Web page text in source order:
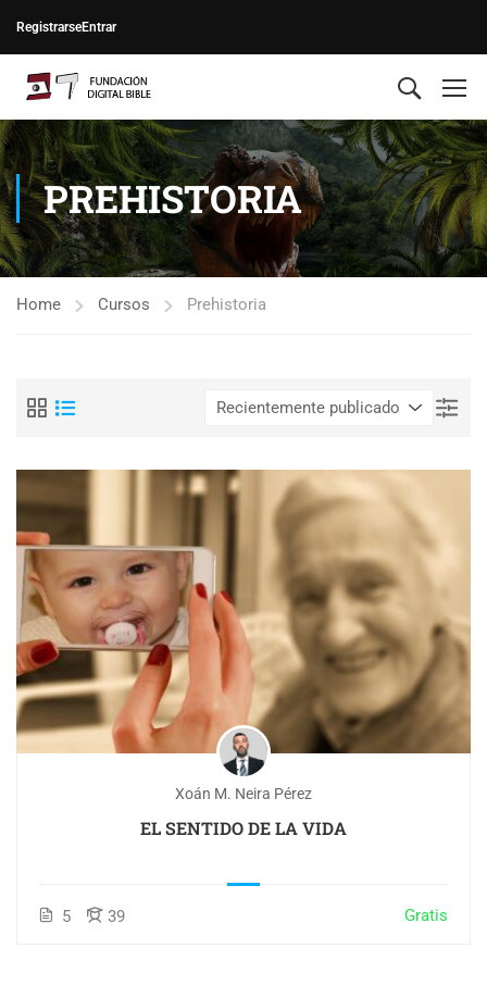
RegistrarseEntrar
PREHISTORIA
Home Cursos Prehistoria
Xoán M. Neira Pérez
EL SENTIDO DE LA VIDA
5 39 Gratis